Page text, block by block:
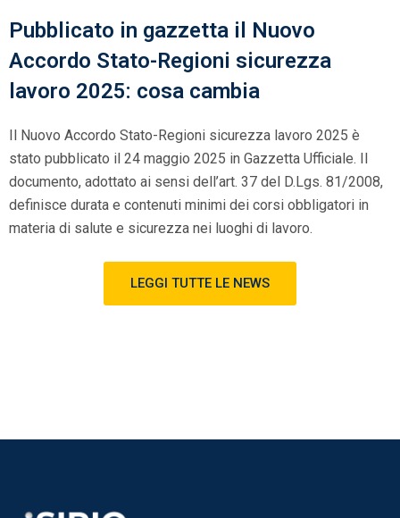
Pubblicato in gazzetta il Nuovo
Accordo Stato-Regioni sicurezza
lavoro 2025: cosa cambia
Il Nuovo Accordo Stato-Regioni sicurezza lavoro 2025 è
stato pubblicato il 24 maggio 2025 in Gazzetta Ufficiale. Il
documento, adottato ai sensi dell’art. 37 del D.Lgs. 81/2008,
definisce durata e contenuti minimi dei corsi obbligatori in
materia di salute e sicurezza nei luoghi di lavoro.
LEGGI TUTTE LE NEWS